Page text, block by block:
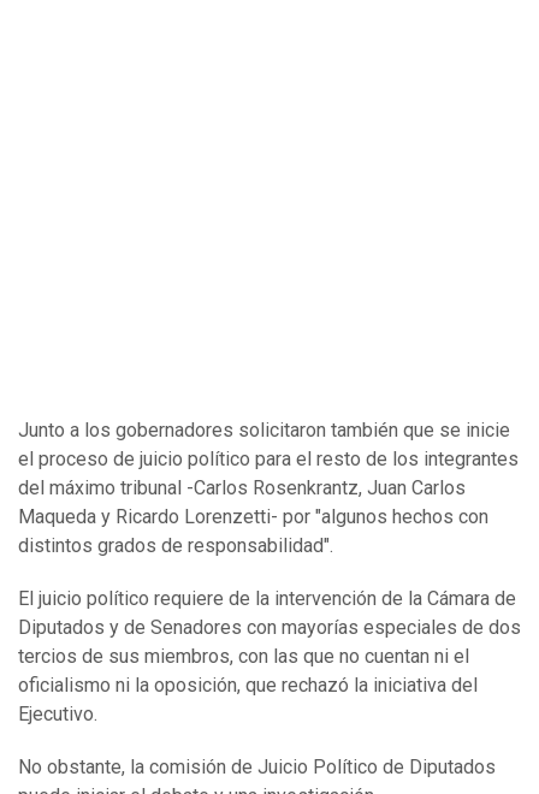
Junto a los gobernadores solicitaron también que se inicie
el proceso de juicio político para el resto de los integrantes
del máximo tribunal -Carlos Rosenkrantz, Juan Carlos
Maqueda y Ricardo Lorenzetti- por "algunos hechos con
distintos grados de responsabilidad".
El juicio político requiere de la intervención de la Cámara de
Diputados y de Senadores con mayorías especiales de dos
tercios de sus miembros, con las que no cuentan ni el
oficialismo ni la oposición, que rechazó la iniciativa del
Ejecutivo.
No obstante, la comisión de Juicio Político de Diputados